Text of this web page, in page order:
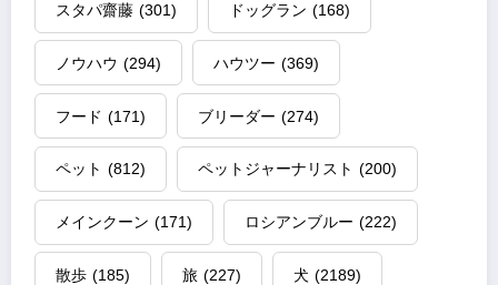
スタパ齋藤 (301) ドッグラン (168)
ノウハウ (294) ハウツー (369)
フード (171) ブリーダー (274)
ペット (812) ペットジャーナリスト (200)
メインクーン (171) ロシアンブルー (222)
散歩 (185) 旅 (227) 犬 (2189)